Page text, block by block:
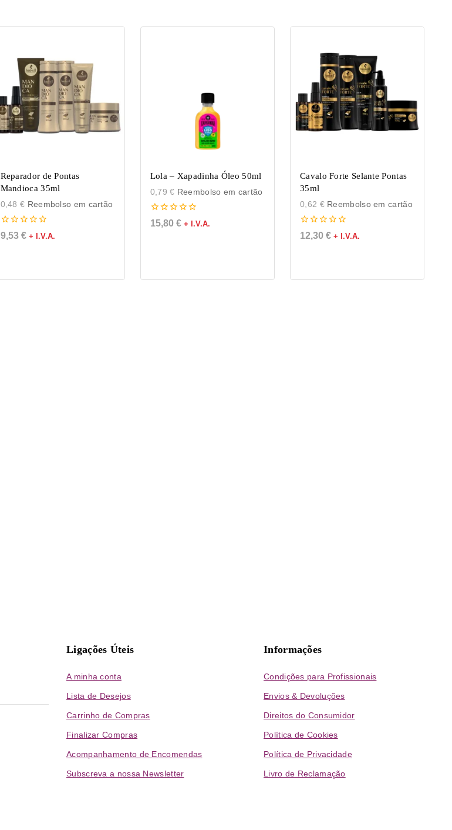
Reparador de Pontas
Mandioca 35ml
0,48 € Reembolso em cartão
0
de
9,53 € + I.V.A.
Lola – Xapadinha Óleo 50ml
0,79€ Reembolso em cartão
0
de
15,80 € + I.V.A.
Cavalo Forte Selante Pontas
35ml
0,62 €Reembolso em cartão
0
de
12,30 € + I.V.A.
Ligações Úteis
A minha conta
Lista de Desejos
Carrinho de Compras
Finalizar Compras
Acompanhamento de Encomendas
Subscreva a nossa Newsletter
Informações
Condições para Profissionais
Envios & Devoluções
Direitos do Consumidor
Política de Cookies
Política de Privacidade
Livro de Reclamação